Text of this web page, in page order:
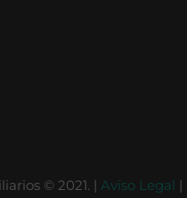
© 2021. | Aviso Legal |